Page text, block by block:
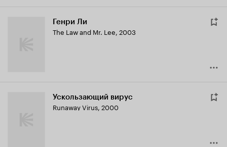
Генри Ли
The Law and Mr. Lee, 2003
Ускользающий вирус
Runaway Virus, 2000